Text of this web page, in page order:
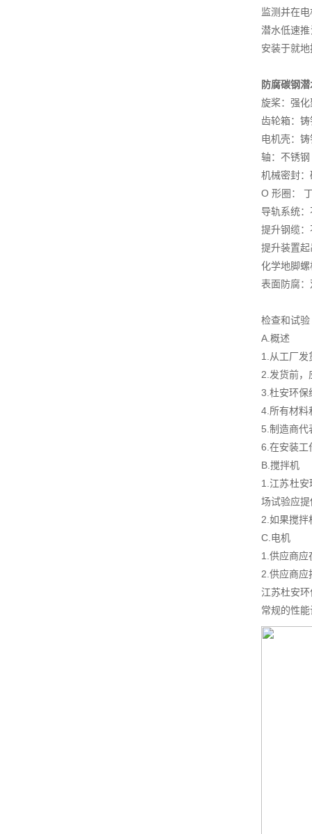
监测并在
潜水低速
安装于就
防腐碳钢
旋桨：强
齿轮箱：
电机壳：
轴：不锈钢
机械密封
O 形圈：
导轨系统
提升钢缆
提升装置
化学地脚
表面防腐
检查和试验
A.概述
1.从工厂发
2.发货前，
3.杜安环保
4.所有材料
5.制造商代
6.在安装工
B.搅拌机
1.江苏杜
场试验应
2.如果搅拌
C.电机
1.供应商应
2.供应商应
江苏杜安
常规的性